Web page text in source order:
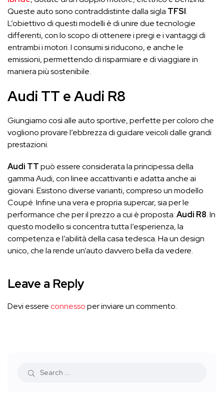
Queste auto sono contraddistinte dalla sigla TFSI.
L’obiettivo di questi modelli è di unire due tecnologie
differenti, con lo scopo di ottenere i pregi e i vantaggi di
entrambi i motori. I consumi si riducono, e anche le
emissioni, permettendo di risparmiare e di viaggiare in
maniera più sostenibile.
Audi TT e Audi R8
Giungiamo così alle auto sportive, perfette per coloro che
vogliono provare l’ebbrezza di guidare veicoli dalle grandi
prestazioni.
Audi TTpuò essere considerata la principessa della
gamma Audi, con linee accattivanti e adatta anche ai
giovani. Esistono diverse varianti, compreso un modello
Coupé. Infine una vera e propria supercar, sia per le
performance che per il prezzo a cui è proposta:Audi R8. In
questo modello si concentra tutta l’esperienza, la
competenza e l’abilità della casa tedesca. Ha un design
unico, che la rende un’auto davvero bella da vedere.
Leave a Reply
Devi essereconnessoper inviare un commento.